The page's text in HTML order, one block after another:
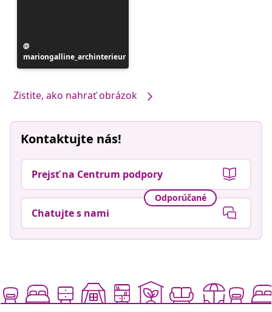
zverejnil
mariongalline_archinterieur
Zistite, ako nahrať obrázok
Kontaktujte nás!
Prejsť na Centrum podpory
Odporúčané
Chatujte s nami